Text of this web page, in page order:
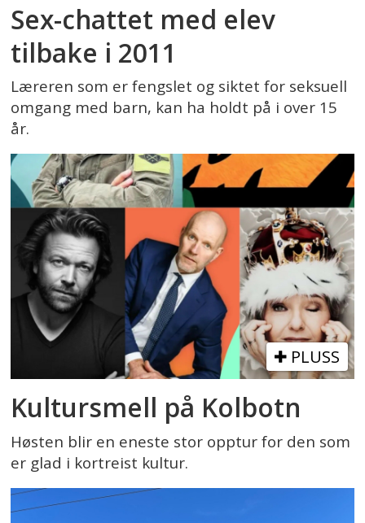
Sex-chattet med elev
tilbake i 2011
Læreren som er fengslet og siktet for seksuell
omgang med barn, kan ha holdt på i over 15
år.
PLUSS
Kultursmell på Kolbotn
Høsten blir en eneste stor opptur for den som
er glad i kortreist kultur.